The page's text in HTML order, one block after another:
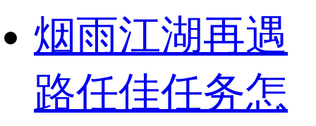
烟雨江湖再遇
路任佳任务怎